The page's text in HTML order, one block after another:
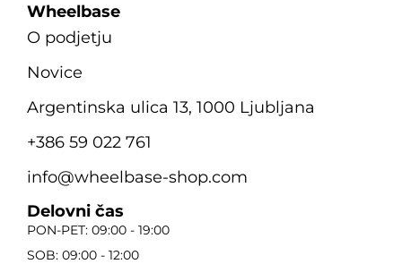
Wheelbase
O podjetju
Novice
Argentinska ulica 13, 1000 Ljubljana
+386 59 022 761
info@wheelbase-shop.com
Delovni čas
PON-PET: 09:00 - 19:00
SOB: 09:00 - 12:00